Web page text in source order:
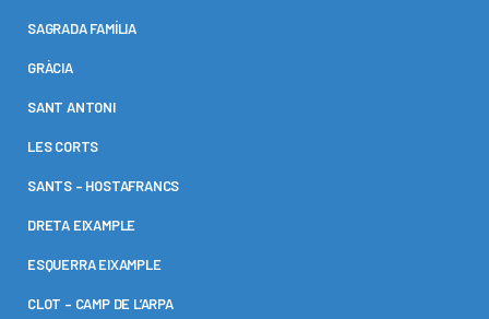
SAGRADA FAMÍLIA
GRÀCIA
SANT ANTONI
LES CORTS
SANTS – HOSTAFRANCS
DRETA EIXAMPLE
ESQUERRA EIXAMPLE
CLOT – CAMP DE L’ARPA